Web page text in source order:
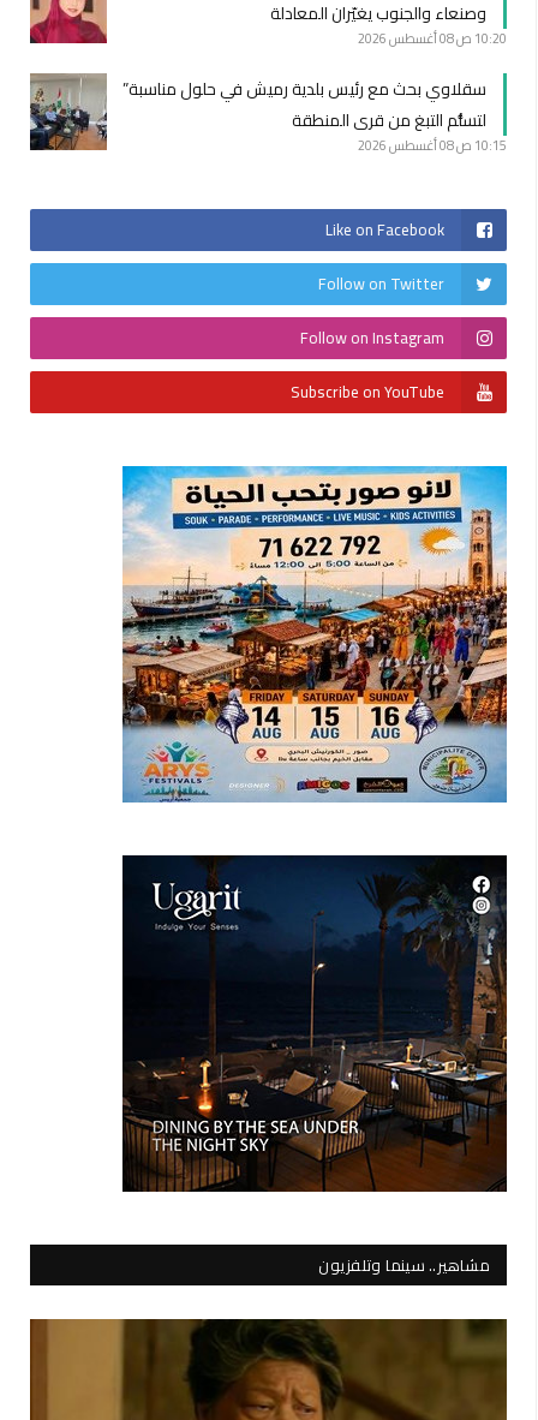
وصنعاء والجنوب يغيّران المعادلة
10:20 ص 08 أغسطس 2026
سقلاوي بحث مع رئيس بلدية رميش في حلول مناسبة”
لتسلُّم التبغ من قرى المنطقة
10:15 ص 08 أغسطس 2026
Like on Facebook
Follow on Twitter
Follow on Instagram
Subscribe on YouTube
مشاهير.. سينما وتلفزيون